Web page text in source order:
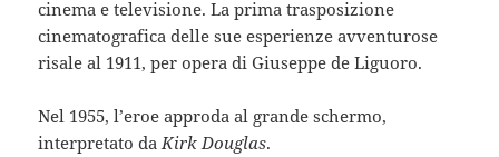
cinema e televisione. La prima trasposizione
cinematografica delle sue esperienze avventurose
risale al 1911, per opera di Giuseppe de Liguoro.
Nel 1955, l’eroe approda al grande schermo,
interpretato daKirk Douglas.